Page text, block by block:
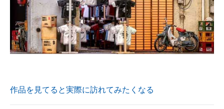
作品を見てると実際に訪れてみたくなる